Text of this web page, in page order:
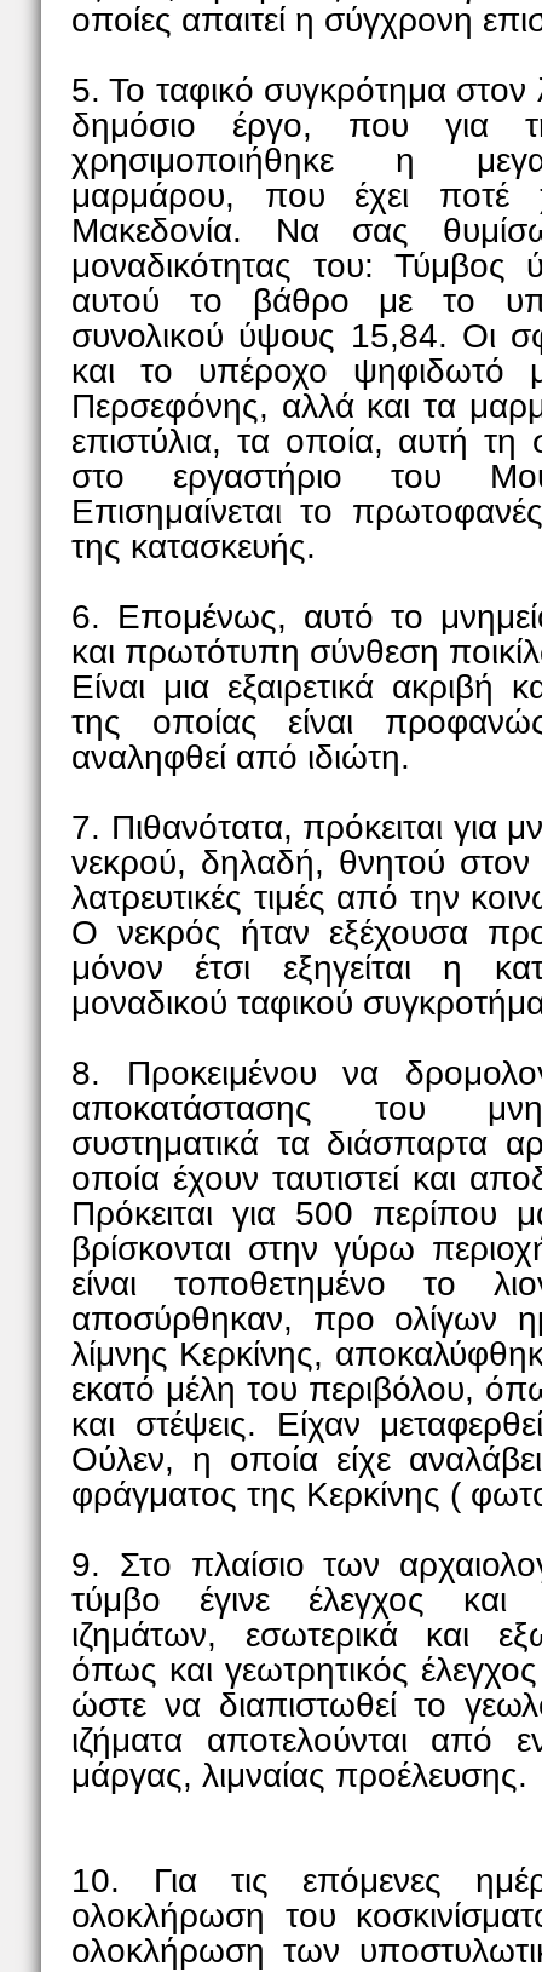
οποίες απαιτεί η σύγχρονη
5. Το ταφικό συγκρότημα στον
δημόσιο έργο, που για
χρησιμοποιήθηκε η
μαρμάρου, που έχει ποτέ
Μακεδονία. Να σας
μοναδικότητας του:
αυτού το βάθρο με το
συνολικού ύψους 15,84. Οι
και το υπέροχο ψηφιδωτό
Περσεφόνης, αλλά και τα
επιστύλια, τα οποία, αυτή τη
στο εργαστήριο του
Επισημαίνεται το
της κατασκευής.
6. Επομένως, αυτό το
και πρωτότυπη σύνθεση
Είναι μια εξαιρετικά ακριβή
της οποίας είναι
αναληφθεί από ιδιώτη.
7. Πιθανότατα, πρόκειται για
νεκρού, δηλαδή, θνητού
λατρευτικές τιμές από την
Ο νεκρός ήταν εξέχουσα
μόνον έτσι εξηγείται η
μοναδικού ταφικού
8. Προκειμένου να
αποκατάστασης του
συστηματικά τα διάσπαρτα
οποία έχουν ταυτιστεί και
Πρόκειται για 500 περίπου
βρίσκονται στην γύρω
είναι τοποθετημένο το
αποσύρθηκαν, προ ολίγων
λίμνης Κερκίνης,
εκατό μέλη του περιβόλου,
και στέψεις. Είχαν
Ούλεν, η οποία είχε
φράγματος της Κερκίνης (
9. Στο πλαίσιο των
τύμβο έγινε έλεγχος και
ιζημάτων, εσωτερικά και
όπως και γεωτρητικός
ώστε να διαπιστωθεί το
ιζήματα αποτελούνται από
μάργας, λιμναίας προέλευσης.
10. Για τις επόμενες
ολοκλήρωση του
ολοκλήρωση των